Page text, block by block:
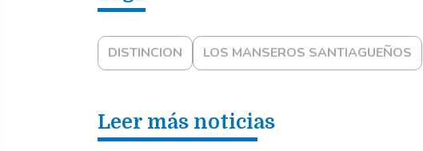
DISTINCION LOS MANSEROS SANTIAGUEÑOS
Leer más noticias